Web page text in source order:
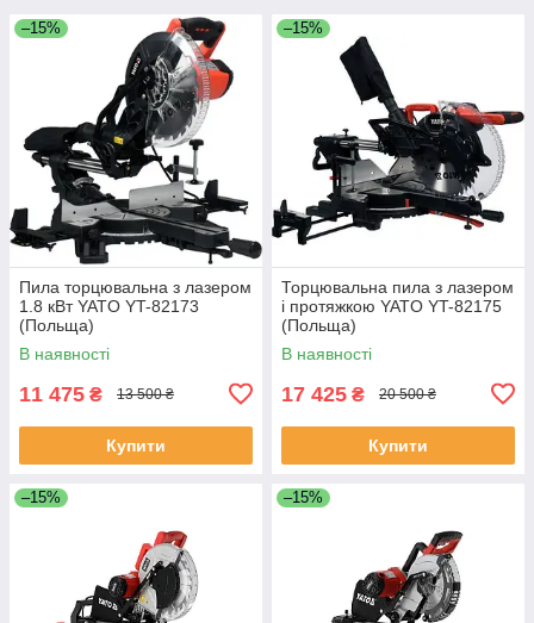
–15%
Пила торцювальна з лазером
1.8 кВт YATO YT-82173
(Польща)
В наявності
11 475 ₴ 13 500 ₴
Купити
–15%
Торцювальна пила з лазером
і протяжкою YATO YT-82175
(Польща)
В наявності
17 425 ₴ 20 500 ₴
Купити
–15% –15%